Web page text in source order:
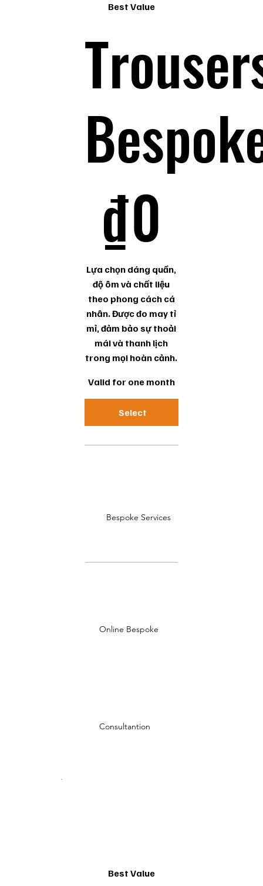
Best Value
₫0
Lựa chọn dáng quần,
độ ôm và chất liệu
theo phong cách cá
nhân. Được đo may tỉ
mỉ, đảm bảo sự thoải
mái và thanh lịch
trong mọi hoàn cảnh.
Valid for one month
Select
Bespoke Services
Online Bespoke
Consultantion
Best Value